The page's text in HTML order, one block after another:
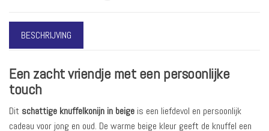
BESCHRIJVING
Een zacht vriendje met een persoonlijke
touch
Dit schattige knuffelkonijn in beige is een liefdevol en persoonlijk
cadeau voor jong en oud. De warme beige kleur geeft de knuffel een